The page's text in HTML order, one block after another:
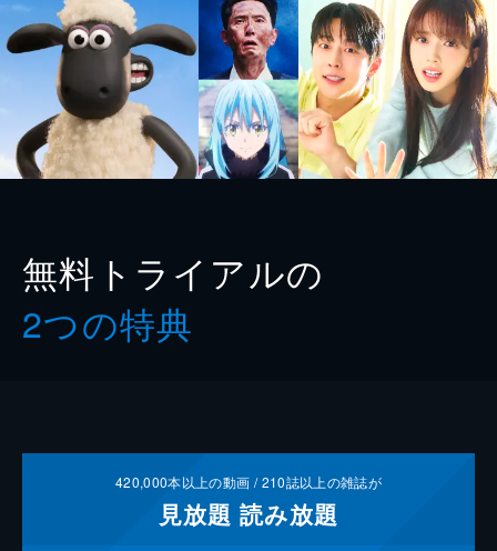
無料トライアルの
2つの特典
420,000本以上の動画 /210誌以上の雑誌が
見放題 読み放題